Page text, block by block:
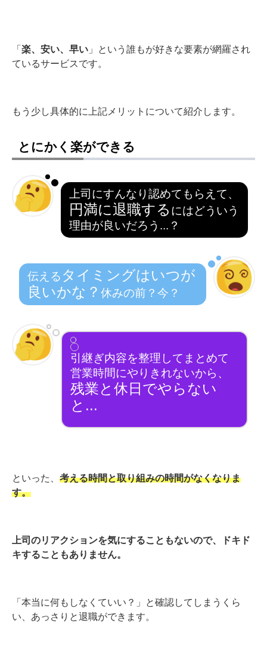
「 楽、安い、早い 」という誰もが好きな要素が網羅され
ているサービスです。
もう少し具体的に上記メリットについて紹介します。
とにかく楽ができる
上司にすんなり認めてもらえて、
円満に退職する にはどういう
理由が良いだろう...？
伝える タイミングはいつが
良いかな？休みの前？今？
引継ぎ内容を整理してまとめて
営業時間にやりきれないから、
残業と休日でやらない
と...
といった、 考える時間と取り組みの時間がなくなりま
す。
上司のリアクションを気にすることもないので、ドキド
キすることもありません。
「本当に何もしなくていい？」と確認してしまうくら
い、あっさりと退職ができます。